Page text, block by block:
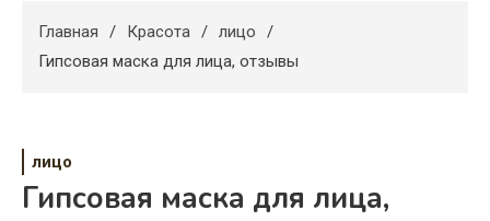
Худеем
Свадьба
Главная Красота
лицо
Гипсовая маска для лица, отзывы
лицо
Гипсовая маска для лица,